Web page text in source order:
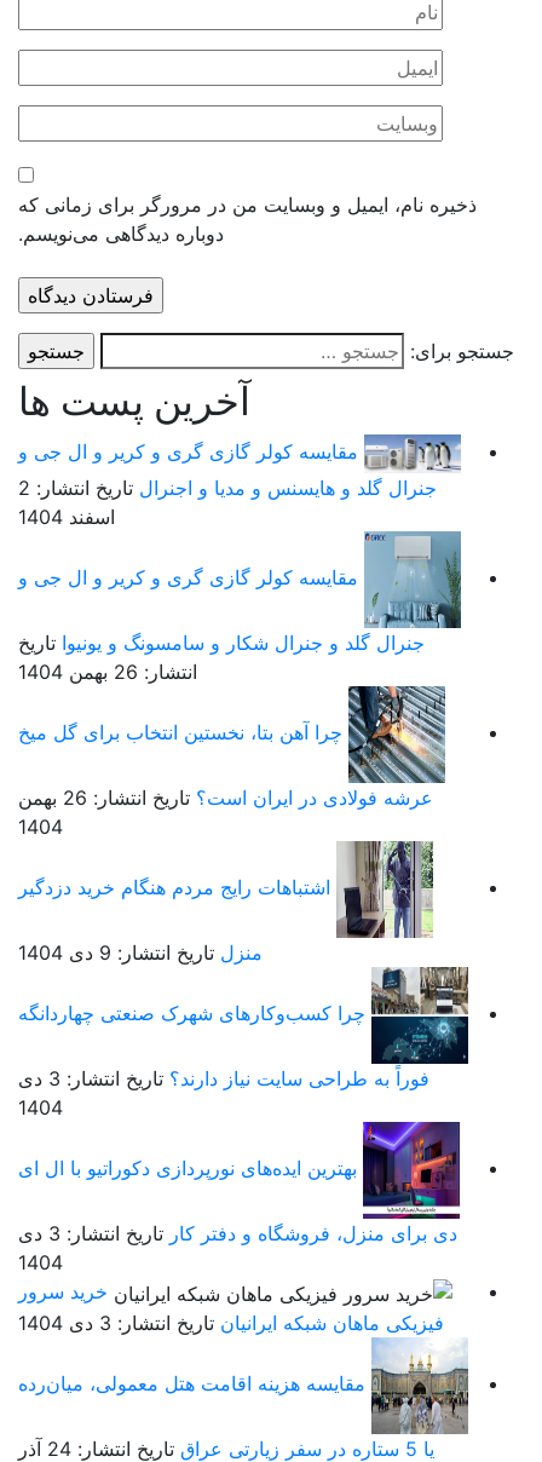
ذخیره نام، ایمیل و وبسایت من در مرورگر برای زمانی که
دوباره دیدگاهی می‌نویسم.
برای:
آخرین پست ها
مقایسه کولر گازی گری و کریر و ال جی و
جنرال گلد و هایسنس و مدیا و اجنرال
تاریخ انتشار: 2
اسفند 1404
مقایسه کولر گازی گری و کریر و ال جی و
جنرال گلد و جنرال شکار و سامسونگ و یونیوا تاریخ
انتشار: 26 بهمن 1404
چرا آهن بتا، نخستین انتخاب برای گل میخ
عرشه فولادی در ایران است؟
تاریخ انتشار: 26 بهمن
1404
اشتباهات رایج مردم هنگام خرید دزدگیر
منزل تاریخ انتشار: 9 دی 1404
چرا کسب‌وکارهای شهرک صنعتی چهاردانگه
فوراً به طراحی سایت نیاز دارند؟
تاریخ انتشار: 3 دی
1404
بهترین ایده‌های نورپردازی دکوراتیو با ال ای
دی برای منزل، فروشگاه و دفتر کار
تاریخ انتشار: 3 دی
1404
خرید سرور
فیزیکی ماهان شبکه ایرانیان تاریخ انتشار: 3 دی 1404
مقایسه هزینه اقامت هتل معمولی، میان‌رده
تاریخ انتشار: 24 آذر